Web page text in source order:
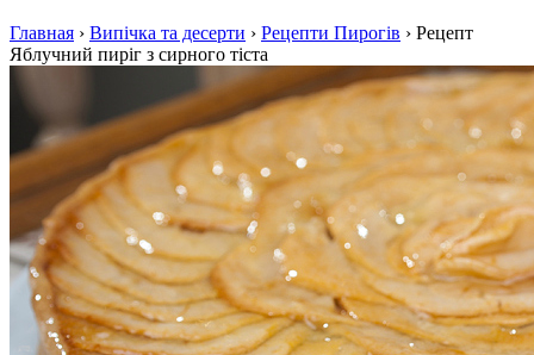
Главная › Випічка та десерти › Рецепти Пирогів › Рецепт
Яблучний пиріг з сирного тіста